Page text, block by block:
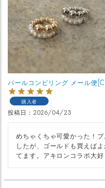
パールコンビリング メール便
購入者
投稿日 2026/04/23
めちゃくちゃ可愛かった！
したが、ゴールドも買えば
てます。アキロンコラボ大好